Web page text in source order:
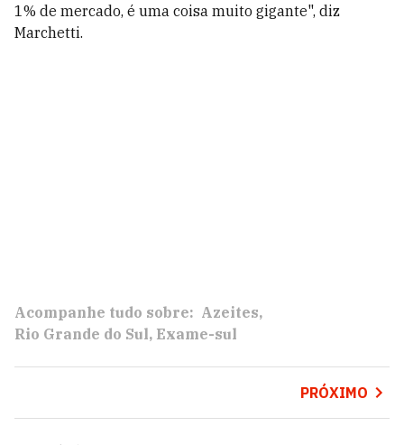
1% de mercado, é uma coisa muito gigante", diz
Marchetti.
Acompanhe tudo sobre: Azeites
Rio Grande do Sul Exame-sul
PRÓXIMO